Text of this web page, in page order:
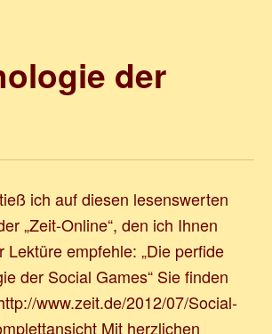
der
ich auf diesen lesenswerten
„Zeit-Online“, den ich Ihnen
Lektüre empfehle: „Die perfide
der Social Games“ Sie finden
www.zeit.de/2012/07/Social-
Mit herzlichen